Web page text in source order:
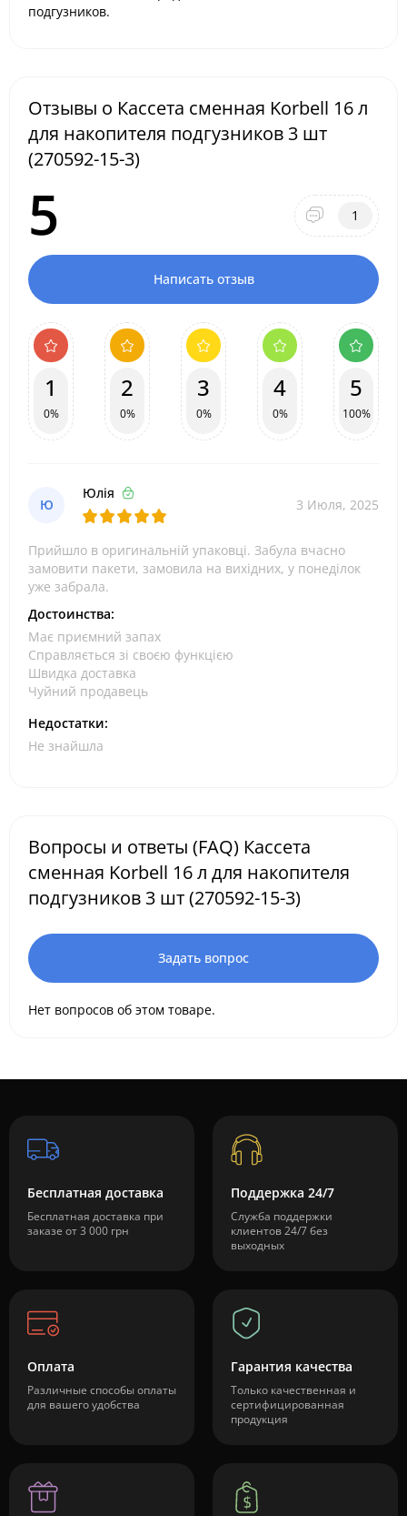
подгузников.
Отзывы о Кассета сменная Korbell 16 л
для накопителя подгузников 3 шт
(270592-15-3)
5 1
Написать отзыв
1
0%
2
0%
3
0%
4
0%
5
100%
Ю
Юлія
3 Июля, 2025
Прийшло в оригинальній упаковці. Забула вчасно
замовити пакети, замовила на вихідних, у понеділок
уже забрала.
Достоинства:
Має приємний запах
Справляється зі своєю функцією
Швидка доставка
Чуйний продавець
Недостатки:
Не знайшла
Вопросы и ответы (FAQ) Кассета
сменная Korbell 16 л для накопителя
подгузников 3 шт (270592-15-3)
Задать вопрос
Нет вопросов об этом товаре.
Бесплатная доставка
Бесплатная доставка при
заказе от 3 000 грн
Поддержка 24/7
Служба поддержки
клиентов 24/7 без
выходных
Оплата
Различные способы оплаты
для вашего удобства
Гарантия качества
Только качественная и
сертифицированная
продукция